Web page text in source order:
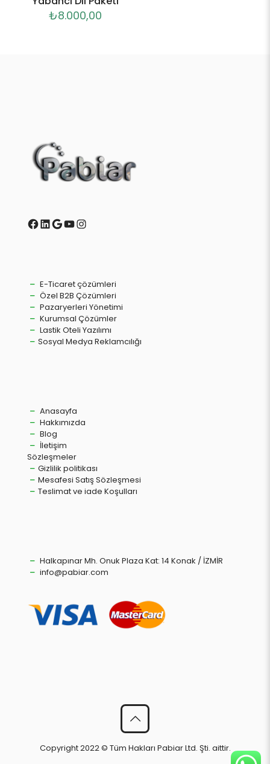
₺8.000,00
Facebook
LinkedIn
Google
YouTube
Instagram
E-Ticaret çözümleri
Özel B2B Çözümleri
Pazaryerleri Yönetimi
Kurumsal Çözümler
Lastik Oteli Yazılımı
Sosyal Medya Reklamcılığı
Anasayfa
Hakkımızda
Blog
İletişim
Sözleşmeler
Gizlilik politikası
Mesafesi Satış Sözleşmesi
Teslimat ve iade Koşulları
Halkapınar Mh. Onuk Plaza Kat: 14 Konak / İZMİR
info@pabiar.com
Copyright 2022 © Tüm Hakları Pabiar Ltd. Şti. aittir.